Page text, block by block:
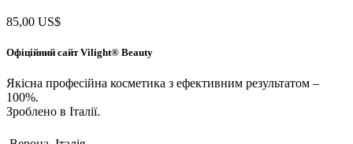
85,00 US$
Офіційний сайт Vilight® Beauty
Якісна професійна косметика з ефективним результатом –
100%.
Зроблено в Італії.